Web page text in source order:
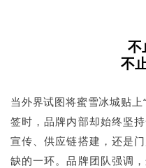
不
不
当外界试图将蜜雪冰城贴上
签时，品牌内部却始终坚
宣传、供应链搭建，还是
缺的一环。品牌团队强调